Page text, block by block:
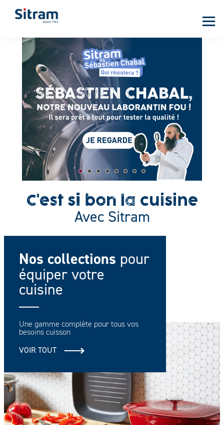
contenu
C'est si bon la cuisine
Avec Sitram
Nos collections pour
équiper votre
cuisine
Une gamme complète pour tous vos
besoins cuisson
VOIR TOUT